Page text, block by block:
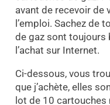
avant de recevoir de
l’emploi. Sachez de
de gaz sont toujours
l’achat sur Internet.
Ci-dessous, vous
que j’achète, elles
lot de 10 cartouches